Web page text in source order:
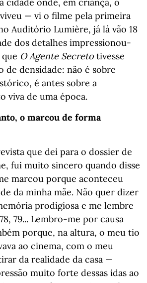
— vi o filme pela primeira
Auditório Lumière, já lá vão 18
dos detalhes impressionou-
O Agente Secreto tivesse
de densidade: não é sobre
é antes sobre a
viva de uma época.
o marcou de forma
que dei para o dossier de
fui muito sincero quando disse
marcou porque aconteceu
da minha mãe. Não quer dizer
prodigiosa e me lembre
79... Lembro-me por causa
porque, na altura, o meu tio
ao cinema, com o meu
da realidade da casa —
muito forte dessas idas ao